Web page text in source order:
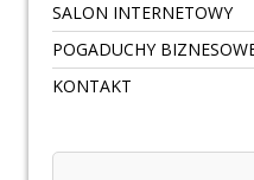
SALON INTERNETOWY
POGADUCHY
KONTAKT